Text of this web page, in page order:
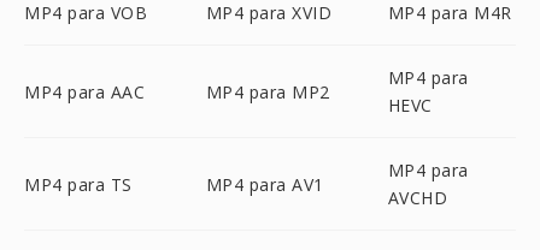
MP4 para VOB MP4 para XVID MP4 para M4R
MP4 para AAC MP4 para MP2
MP4 para
HEVC
MP4 para TS MP4 para AV1
MP4 para
AVCHD